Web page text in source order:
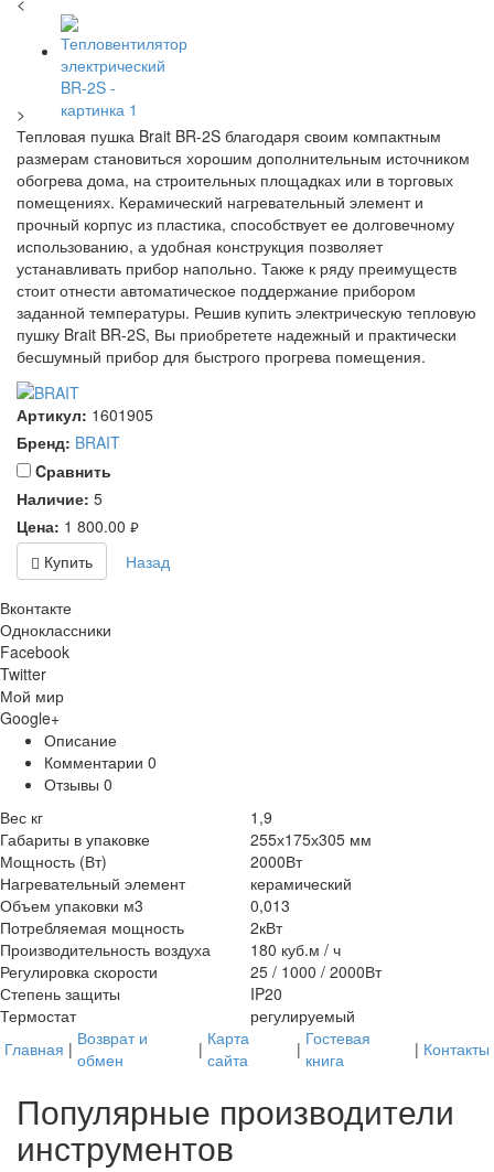
>
Тепловая пушка Brait BR-2S благодаря своим компактным
размерам становиться хорошим дополнительным источником
обогрева дома, на строительных площадках или в торговых
помещениях. Керамический нагревательный элемент и
прочный корпус из пластика, способствует ее долговечному
использованию, а удобная конструкция позволяет
устанавливать прибор напольно. Также к ряду преимуществ
стоит отнести автоматическое поддержание прибором
заданной температуры. Решив купить электрическую тепловую
пушку Brait BR-2S, Вы приобретете надежный и практически
бесшумный прибор для быстрого прогрева помещения.
Артикул: 1601905
Бренд: BRAIT
Cравнить
Наличие: 5
Цена: 1 800.00 руб.
Купить Назад
Вконтакте
Одноклассники
Facebook
Twitter
Мой мир
Google+
Описание
Комментарии 0
Отзывы 0
Вес кг
1,9
Габариты в упаковке
255х175х305 мм
Мощность (Вт)
2000Вт
Нагревательный элемент
керамический
Объем упаковки м3
0,013
Потребляемая мощность
2кВт
Производительность воздуха 180 куб.м / ч
Регулировка скорости
25 / 1000 / 2000Вт
Степень защиты
IP20
Термостат
регулируемый
Главная | Возврат и
обмен
| Карта
сайта
| Гостевая
книга
| Контакты
Популярные производители
инструментов